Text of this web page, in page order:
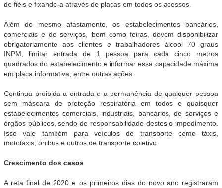
de fiéis e fixando-a através de placas em todos os acessos.
Além do mesmo afastamento, os estabelecimentos bancários,
comerciais e de serviços, bem como feiras, devem disponibilizar
obrigatoriamente aos clientes e trabalhadores álcool 70 graus
INPM, limitar entrada de 1 pessoa para cada cinco metros
quadrados do estabelecimento e informar essa capacidade máxima
em placa informativa, entre outras ações.
Continua proibida a entrada e a permanência de qualquer pessoa
sem máscara de proteção respiratória em todos e quaisquer
estabelecimentos comerciais, industriais, bancários, de serviços e
órgãos públicos, sendo de responsabilidade destes o impedimento.
Isso vale também para veículos de transporte como táxis,
mototáxis, ônibus e outros de transporte coletivo.
Crescimento dos casos
A reta final de 2020 e os primeiros dias do novo ano registraram